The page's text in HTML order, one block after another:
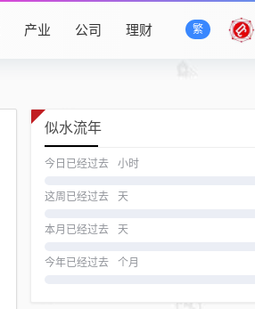
繁
产业 公司 理财
似水流年
今日已经过去 小时
这周已经过去 天
本月已经过去 天
今年已经过去 个月